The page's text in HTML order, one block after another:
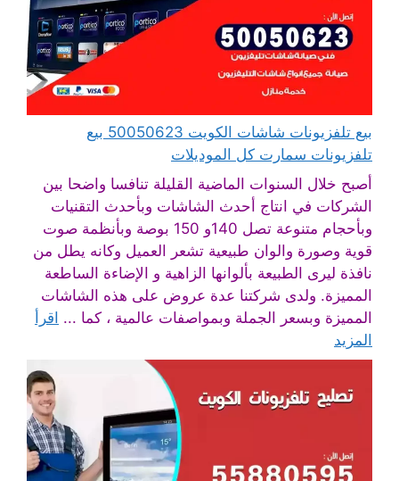
بيع تلفزيونات شاشات الكويت 50050623 بيع
تلفزيونات سمارت كل الموديلات
أصبح خلال السنوات الماضية القليلة تنافسا واضحا بين
الشركات في انتاج أحدث الشاشات وبأحدث التقنيات
وبأحجام متنوعة تصل 140و 150 بوصة وبأنظمة صوت
قوية وصورة والوان طبيعية تشعر العميل وكانه يطل من
نافذة ليرى الطبيعة بألوانها الزاهية و الإضاءة الساطعة
المميزة. ولدى شركتنا عدة عروض على هذه الشاشات
المميزة وبسعر الجملة وبمواصفات عالمية ، كما ... اقرأ
المزيد